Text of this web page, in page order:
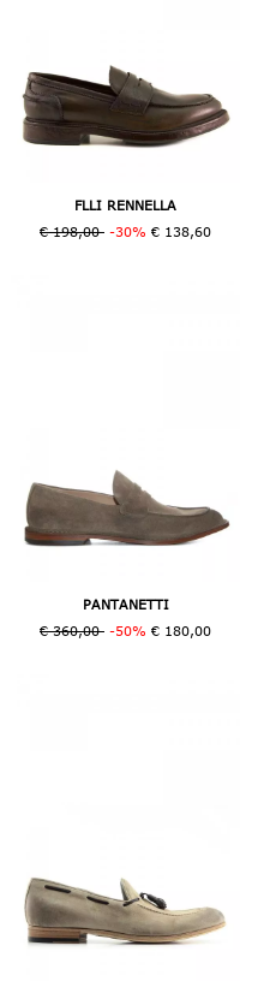
FLLI RENNELLA
€ 198,00 -30% € 138,60
PANTANETTI
€ 360,00 -50% € 180,00